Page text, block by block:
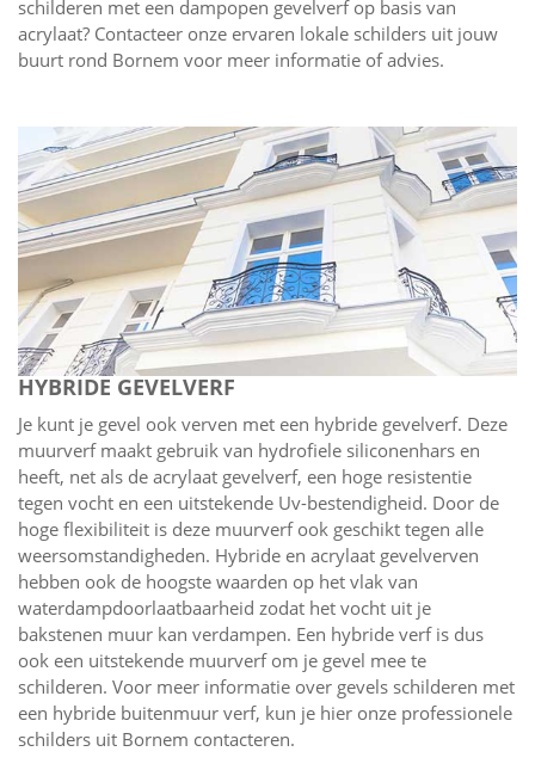
schilderen met een dampopen gevelverf op basis van
acrylaat? Contacteer onze ervaren lokale schilders uit jouw
buurt rond Bornem voor meer informatie of advies.
HYBRIDE GEVELVERF
Je kunt je gevel ook verven met een hybride gevelverf. Deze
muurverf maakt gebruik van hydrofiele siliconenhars en
heeft, net als de acrylaat gevelverf, een hoge resistentie
tegen vocht en een uitstekende Uv-bestendigheid. Door de
hoge flexibiliteit is deze muurverf ook geschikt tegen alle
weersomstandigheden. Hybride en acrylaat gevelverven
hebben ook de hoogste waarden op het vlak van
waterdampdoorlaatbaarheid zodat het vocht uit je
bakstenen muur kan verdampen. Een hybride verf is dus
ook een uitstekende muurverf om je gevel mee te
schilderen. Voor meer informatie over gevels schilderen met
een hybride buitenmuur verf, kun je hier onze professionele
schilders uit Bornem contacteren.